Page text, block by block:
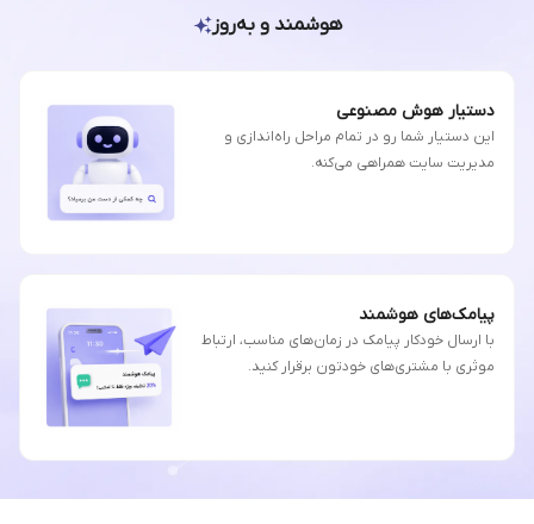
هوشمند و به‌روز
دستیار هوش مصنوعی
این دستیار شما رو در تمام مراحل راه‌اندازی و
مدیریت سایت همراهی می‌کنه.
پیامک‌های هوشمند
با ارسال خودکار پیامک در زمان‌های مناسب، ارتباط
موثری با مشتری‌های خودتون برقرار کنید.